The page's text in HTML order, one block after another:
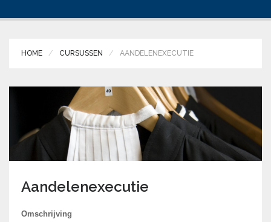
HOME CURSUSSEN AANDELENEXECUTIE
Aandelenexecutie
Omschrijving